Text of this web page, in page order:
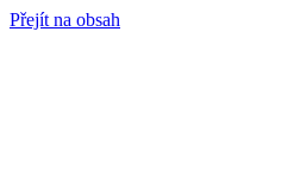
Přejít na obsah